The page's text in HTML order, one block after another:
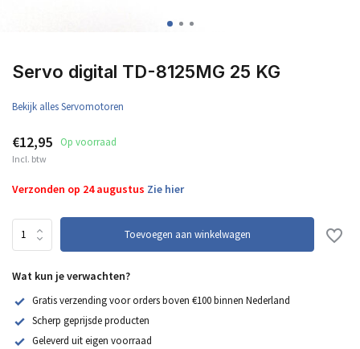
Servo digital TD-8125MG 25 KG
Bekijk alles Servomotoren
€12,95 Op voorraad
Incl. btw
Verzonden op 24 augustus Zie hier
Toevoegen aan winkelwagen
Wat kun je verwachten?
Gratis verzending voor orders boven €100 binnen Nederland
Scherp geprijsde producten
Geleverd uit eigen voorraad